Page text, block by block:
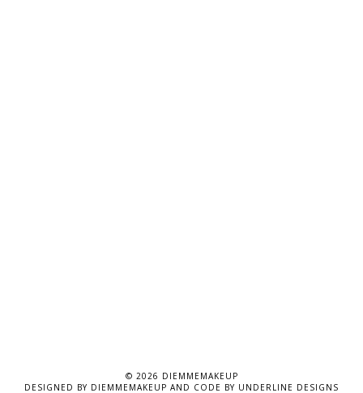
© 2026 DIEMMEMAKEUP
DESIGNED BY DIEMMEMAKEUP AND CODE BY UNDERLINE DESIGNS